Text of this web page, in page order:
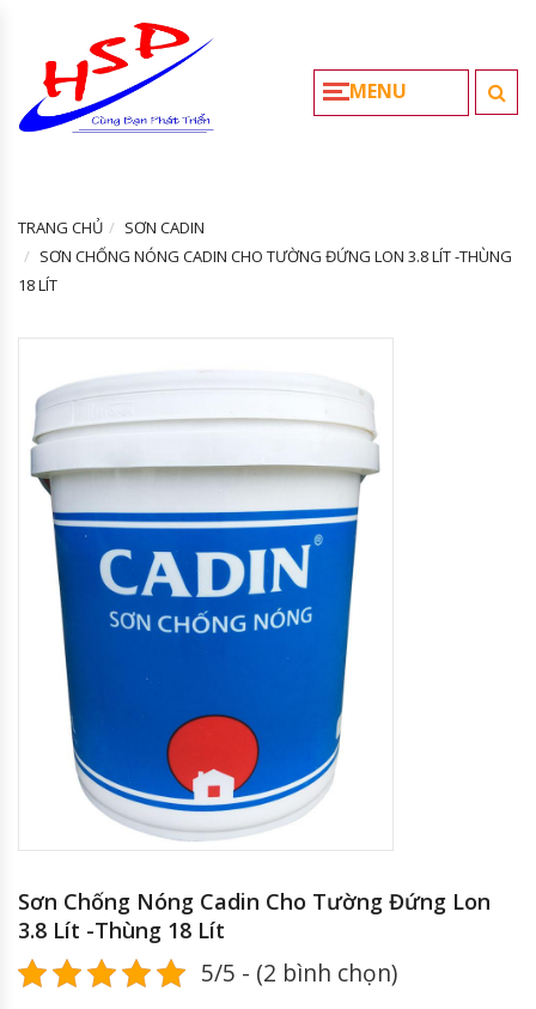
MENU
TRANG CHỦ
SƠN CADIN
SƠN CHỐNG NÓNG CADIN CHO TƯỜNG ĐỨNG LON 3.8 LÍT -THÙNG
18 LÍT
Sơn Chống Nóng Cadin Cho Tường Đứng Lon
3.8 Lít -Thùng 18 Lít
5/5 - (2 bình chọn)